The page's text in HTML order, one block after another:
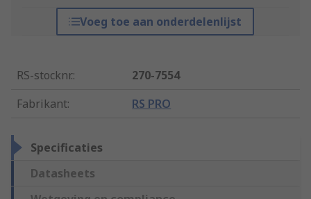
Voeg toe aan onderdelenlijst
RS-stocknr.:
270-7554
Fabrikant: RS PRO
Specificaties
Datasheets